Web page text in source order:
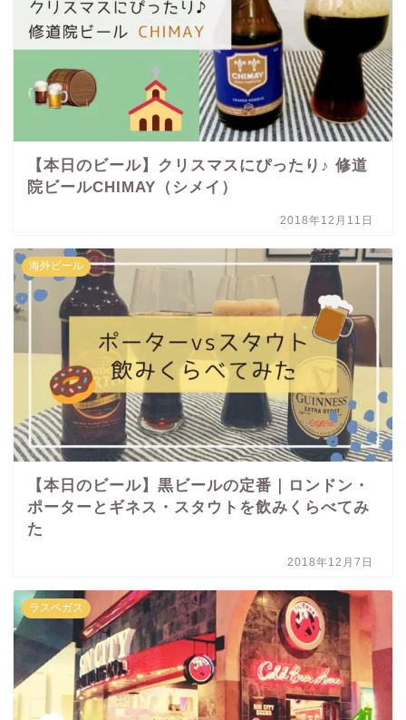
【本日のビール】クリスマスにぴったり♪ 修道
院ビールCHIMAY（シメイ）
2018年12月11日
海外ビール
【本日のビール】黒ビールの定番｜ロンドン・
ポーターとギネス・スタウトを飲みくらべてみ
た
2018年12月7日
ラスベガス